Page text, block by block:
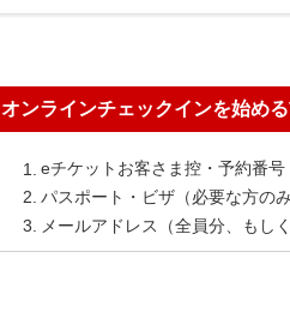
オンラインチェックインを始め
eチケットお客さま控・予約番号
パスポート・ビザ（必要な方のみ
メールアドレス（全員分、もし